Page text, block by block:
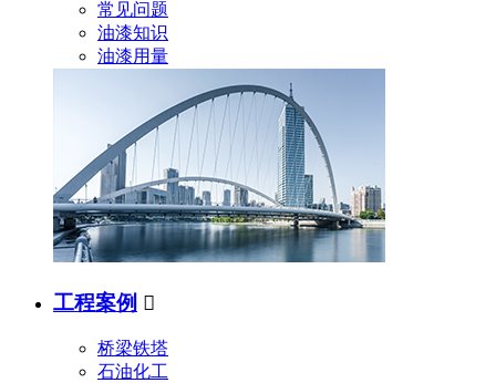
常见问题
油漆知识
油漆用量
工程案例 
桥梁铁塔
石油化工